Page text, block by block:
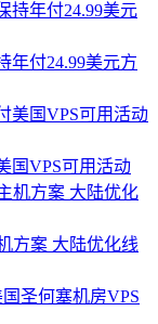
年付24.99美元方
国VPS可用活动
方案 大陆优化线